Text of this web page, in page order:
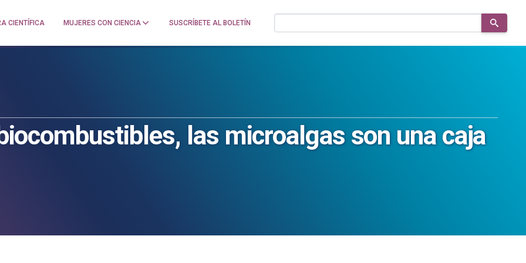
CIENTÍFICA MUJERES CON CIENCIA SUSCRÍBETE AL BOLETÍN
en
el
las microalgas son una caja